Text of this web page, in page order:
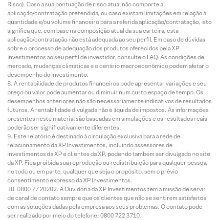
Risco). Caso a sua pontuação de risco atual não comporte a
aplicação/contratação pretendida, ou caso existam limitações em relação à
quantidade e/ou volume financeiro para a referida aplicação/contratação, isto
significa que, com base na composição atual da sua carteira, esta
aplicação/contratação não está adequada ao seu perfil. Em caso de dúvidas
sobre o processo de adequação dos produtos oferecidos pela XP
Investimentos ao seu perfil de investidor, consulte o FAQ. As condições de
mercado, mudanças climáticas e o cenário macroeconômico podem afetar o
desempenho do investimento.
A rentabilidade de produtos financeiros pode apresentar variações e seu
preço ou valor pode aumentar ou diminuir num curto espaço de tempo. Os
desempenhos anteriores não são necessariamente indicativos de resultados
futuros. A rentabilidade divulgada não é líquida de impostos. As informações
presentes neste material são baseadas em simulações e os resultados reais
poderão ser significativamente diferentes.
Este relatório é destinado à circulação exclusiva para a rede de
relacionamento da XP Investimentos, incluindo assessores de
investimentos da XP e clientes da XP, podendo também ser divulgado no site
da XP. Fica proibida sua reprodução ou redistribuição para qualquer pessoa,
no todo ou em parte, qualquer que seja o propósito, sem o prévio
consentimento expresso da XP Investimentos.
0800 77 20202. A Ouvidoria da XP Investimentos tem a missão de servir
de canal de contato sempre que os clientes que não se sentirem satisfeitos
com as soluções dadas pela empresa aos seus problemas. O contato pode
ser realizado por meio do telefone: 0800 722 3710.